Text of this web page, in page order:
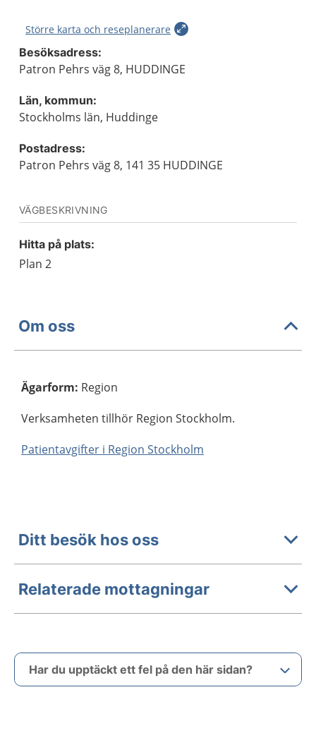
Större karta och reseplanerare
Besöksadress:
Patron Pehrs väg 8, HUDDINGE
Län, kommun:
Stockholms län, Huddinge
Postadress:
Patron Pehrs väg 8, 141 35 HUDDINGE
VÄGBESKRIVNING
Hitta på plats:
Plan 2
Om oss
Ägarform: Region
Verksamheten tillhör Region Stockholm.
Patientavgifter i Region Stockholm
Ditt besök hos oss
Relaterade mottagningar
Har du upptäckt ett fel på den här sidan?